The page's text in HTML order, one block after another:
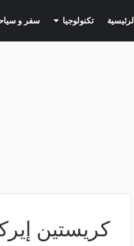
الرئيسية تكنولوجيا (current) سفر و
كريستين